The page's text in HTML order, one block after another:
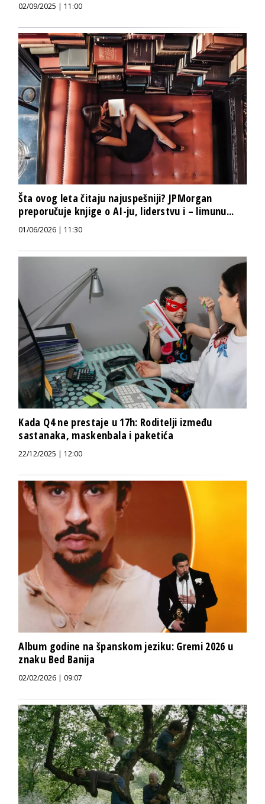
02/09/2025 | 11:00
Šta ovog leta čitaju najuspešniji? JPMorgan
preporučuje knjige o AI-ju, liderstvu i – limunu...
01/06/2026 | 11:30
Kada Q4 ne prestaje u 17h: Roditelji između
sastanaka, maskenbala i paketića
22/12/2025 | 12:00
Album godine na španskom jeziku: Gremi 2026 u
znaku Bed Banija
02/02/2026 | 09:07